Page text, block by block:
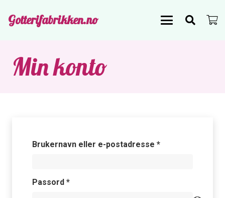
Gotterifabrikken.no
Min konto
Brukernavn eller e-postadresse *Påkrevd
Passord *Påkrevd